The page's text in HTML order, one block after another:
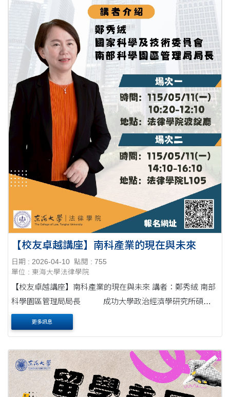
【校友卓越講座】南科產業的現在與未來
日期 : 2026-04-10 點閱 : 755
單位 : 東海大學法律學院
【校友卓越講座】南科產業的現在與未來 講者：鄭秀絨 南部
科學園區管理局局長 成功大學政治經濟學研究所碩士
更多訊息